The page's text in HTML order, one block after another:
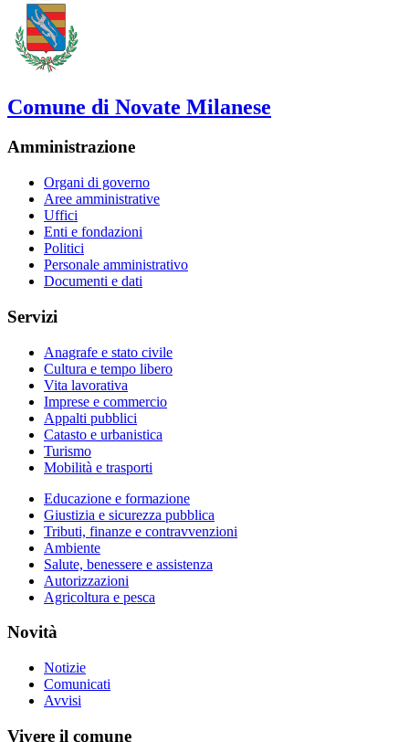
Comune di Novate Milanese
Amministrazione
Organi di governo
Aree amministrative
Uffici
Enti e fondazioni
Politici
Personale amministrativo
Documenti e dati
Servizi
Anagrafe e stato civile
Cultura e tempo libero
Vita lavorativa
Imprese e commercio
Appalti pubblici
Catasto e urbanistica
Turismo
Mobilità e trasporti
Educazione e formazione
Giustizia e sicurezza pubblica
Tributi, finanze e contravvenzioni
Ambiente
Salute, benessere e assistenza
Autorizzazioni
Agricoltura e pesca
Novità
Notizie
Comunicati
Avvisi
Vivere il comune